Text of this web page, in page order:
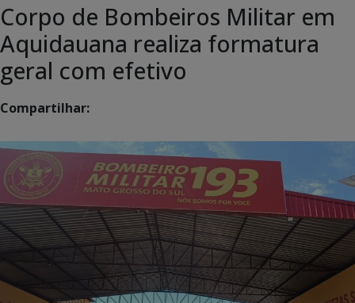
Corpo de Bombeiros Militar em
Aquidauana realiza formatura
geral com efetivo
Compartilhar: